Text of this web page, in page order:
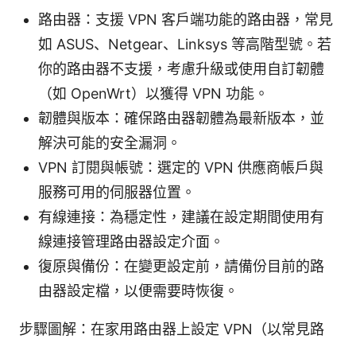
路由器：支援 VPN 客戶端功能的路由器，常見
如 ASUS、Netgear、Linksys 等高階型號。若
你的路由器不支援，考慮升級或使用自訂韌體
（如 OpenWrt）以獲得 VPN 功能。
韌體與版本：確保路由器韌體為最新版本，並
解決可能的安全漏洞。
VPN 訂閱與帳號：選定的 VPN 供應商帳戶與
服務可用的伺服器位置。
有線連接：為穩定性，建議在設定期間使用有
線連接管理路由器設定介面。
復原與備份：在變更設定前，請備份目前的路
由器設定檔，以便需要時恢復。
步驟圖解：在家用路由器上設定 VPN（以常見路